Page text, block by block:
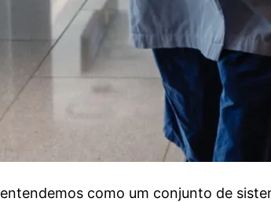
como um conjunto de